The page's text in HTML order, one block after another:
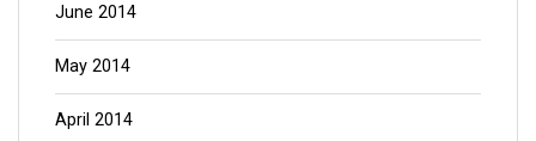
June 2014
May 2014
April 2014